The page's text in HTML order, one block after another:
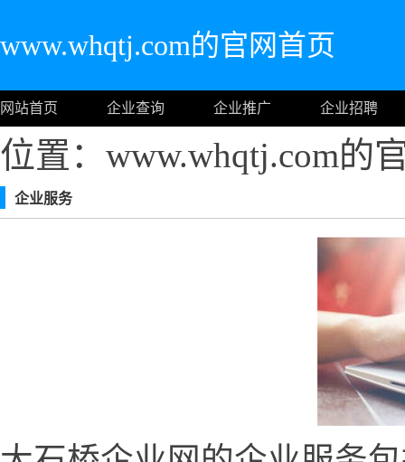
www.whqtj.com的官网首页
网站首页 企业查询 企业推广 企业招聘
位置：www.whqtj.com的
企业服务